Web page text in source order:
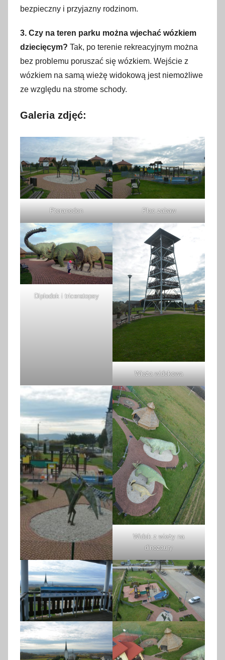
bezpieczny i przyjazny rodzinom.
3. Czy na teren parku można wjechać wózkiem
dziecięcym? Tak, po terenie rekreacyjnym można
bez problemu poruszać się wózkiem. Wejście z
wózkiem na samą wieżę widokową jest niemożliwe
ze względu na strome schody.
Galeria zdjęć:
Pteranodon Plac zabaw
Diplodok i triceratopsy
Wieża widokowa
Widok z wieży na
dinozaury